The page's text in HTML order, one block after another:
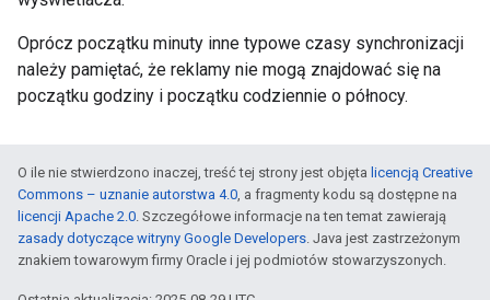
Oprócz początku minuty inne typowe czasy synchronizacji
należy pamiętać, że reklamy nie mogą znajdować się na
początku godziny i początku codziennie o północy.
O ile nie stwierdzono inaczej, treść tej strony jest objęta licencją Creative
Commons – uznanie autorstwa 4.0, a fragmenty kodu są dostępne na
licencji Apache 2.0. Szczegółowe informacje na ten temat zawierają
zasady dotyczące witryny Google Developers. Java jest zastrzeżonym
znakiem towarowym firmy Oracle i jej podmiotów stowarzyszonych.